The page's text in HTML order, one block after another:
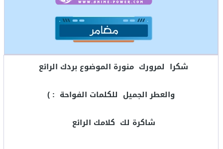
شكرا لمرورك منورة الموضوع بردك الرائع
والعطر الجميل للكلمات الفواحة : )
شاكرة لك كلامك الرائع